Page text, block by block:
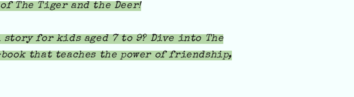
The Tiger and the Deer!
for kids aged 7 to 9? Dive into The
that teaches the power of friendship,